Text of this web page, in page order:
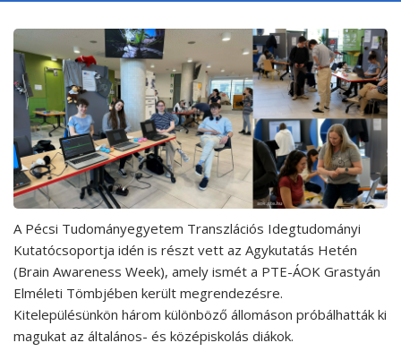
A Pécsi Tudományegyetem Transzlációs Idegtudományi
Kutatócsoportja idén is részt vett az Agykutatás Hetén
(Brain Awareness Week), amely ismét a PTE-ÁOK Grastyán
Elméleti Tömbjében került megrendezésre.
Kitelepülésünkön három különböző állomáson próbálhatták ki
magukat az általános- és középiskolás diákok.